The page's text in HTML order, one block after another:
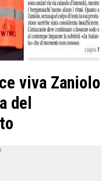
viva Zaniolo
del